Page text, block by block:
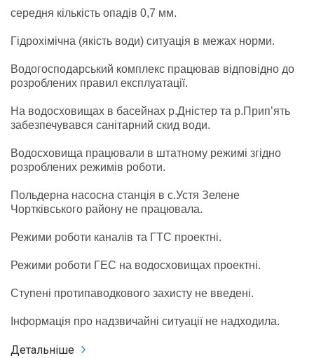
середня кількість опадів 0,7 мм.
Гідрохімічна (якість води) ситуація в межах норми.
Водогосподарський комплекс працював відповідно до
розроблених правил експлуатації.
На водосховищах в басейнах р.Дністер та р.Прип’ять
забезпечувався санітарний скид води.
Водосховища працювали в штатному режимі згідно
розроблених режимів роботи.
Польдерна насосна станція в с.Устя Зелене
Чортківського району не працювала.
Режими роботи каналів та ГТС проектні.
Режими роботи ГЕС на водосховищах проектні.
Ступені протипаводкового захисту не введені.
Інформація про надзвичайні ситуації не надходила.
Детальніше